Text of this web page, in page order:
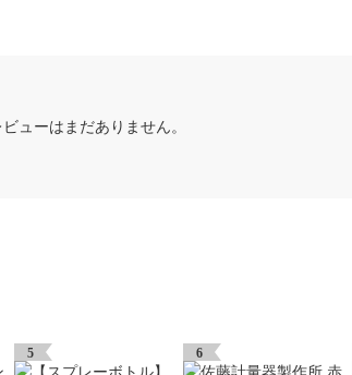
ューはまだありません。
5 6